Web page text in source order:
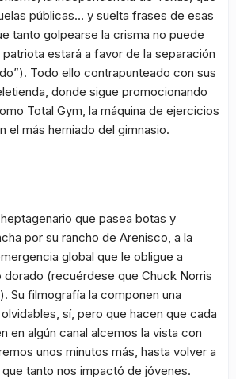
públicas… y suelta frases de esas
tanto golpearse la crisma no puede
patriota estará a favor de la separación
). Todo ello contrapunteado con sus
donde sigue promocionando
Total Gym , la máquina de ejercicios
el más herniado del gimnasio.
que pasea botas y
por su rancho de Arenisco, a la
global que le obligue a
dorado (recuérdese que Chuck Norris
Su filmografía la componen una
sí, pero que hacen que cada
en algún canal alcemos la vista con
unos minutos más, hasta volver a
tanto nos impactó de jóvenes.